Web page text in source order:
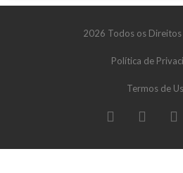
2026 Todos os Direitos
Política de
Termos de